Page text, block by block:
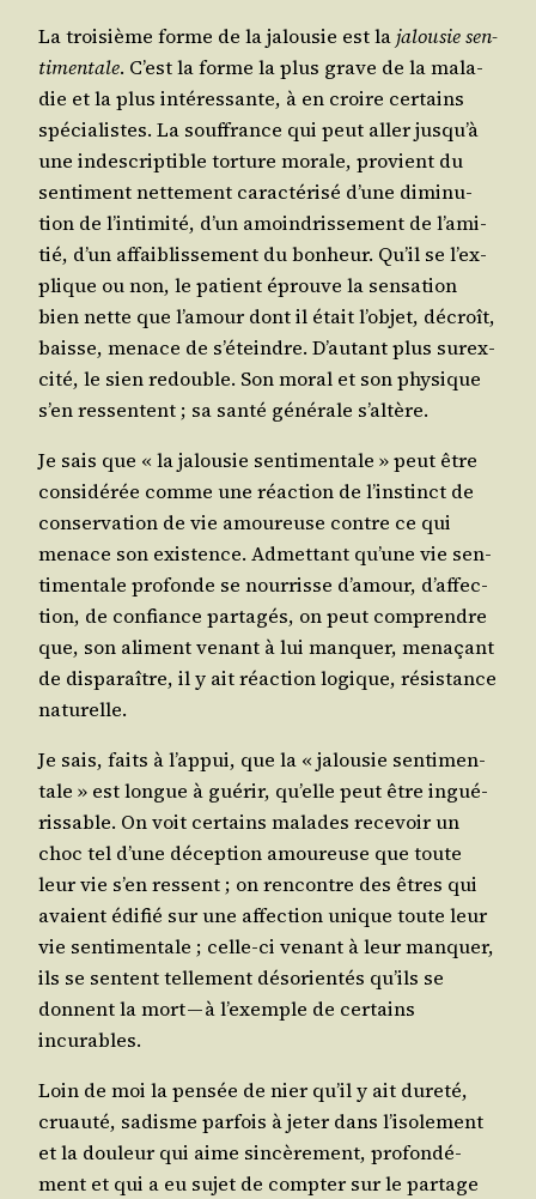
La troi­sième forme de la jalou­sie est la jalou­sie sen­
ti­men­tale. C’est la forme la plus grave de la mala­
die et la plus inté­res­sante, à en croire cer­tains
spé­cia­listes. La souf­france qui peut aller jus­qu’à
une indes­crip­tible tor­ture morale, pro­vient du
sen­ti­ment net­te­ment carac­té­ri­sé d’une dimi­nu­
tion de l’in­ti­mi­té, d’un amoin­dris­se­ment de l’a­mi­
tié, d’un affai­blis­se­ment du bon­heur. Qu’il se l’ex­
plique ou non, le patient éprouve la sen­sa­tion
bien nette que l’a­mour dont il était l’ob­jet, décroît,
baisse, menace de s’é­teindre. D’au­tant plus sur­ex­
ci­té, le sien redouble. Son moral et son phy­sique
s’en res­sentent ; sa san­té géné­rale s’altère.
Je sais que « la jalou­sie sen­ti­men­tale » peut être
consi­dé­rée comme une réac­tion de l’ins­tinct de
conser­va­tion de vie amou­reuse contre ce qui
menace son exis­tence. Admet­tant qu’une vie sen­
ti­men­tale pro­fonde se nour­risse d’a­mour, d’af­fec­
tion, de confiance par­ta­gés, on peut com­prendre
que, son ali­ment venant à lui man­quer, mena­çant
de dis­pa­raître, il y ait réac­tion logique, résis­tance
naturelle.
Je sais, faits à l’ap­pui, que la « jalou­sie sen­ti­men­
tale » est longue à gué­rir, qu’elle peut être ingué­
ris­sable. On voit cer­tains malades rece­voir un
choc tel d’une décep­tion amou­reuse que toute
leur vie s’en res­sent ; on ren­contre des êtres qui
avaient édi­fié sur une affec­tion unique toute leur
vie sen­ti­men­tale ; celle-ci venant à leur man­quer,
ils se sentent tel­le­ment déso­rien­tés qu’ils se
donnent la mort — à l’exemple de cer­tains
incurables.
Loin de moi la pen­sée de nier qu’il y ait dure­té,
cruau­té, sadisme par­fois à jeter dans l’i­so­le­ment
et la dou­leur qui aime sin­cè­re­ment, pro­fon­dé­
ment et qui a eu sujet de comp­ter sur le par­tage